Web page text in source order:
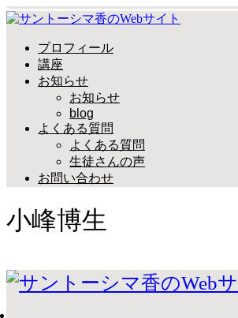
プロフィール
講座
お知らせ
お知らせ
blog
よくある質問
よくある質問
生徒さんの声
お問い合わせ
小峰博生